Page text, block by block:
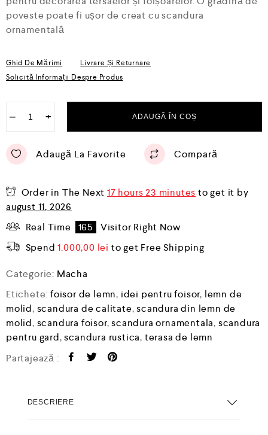
d
i
poveste poate fi ușor de creat cu scandura
ornamentală
Ghid De Mărimi
Livrare Și Returnare
Solicită Informații Despre Produs
− + ADAUGĂ ÎN COȘ
Adaugă La Favorite Compară
Order in The Next17 hours 23 minutes to get it by
august 11, 2026
Real Time
165
Visitor Right Now
Spend1.000,00 lei to get Free Shipping
Categorie: Macha
Etichete:foisor de lemn, idei pentru foisor, lemn de
molid, scandura de calitate,scandura din lemn de
molid, scandura foisor,scandura ornamentala, scandura
pentru gard,scandura rustica, terasa de lemn
Partajează :
DESCRIERE